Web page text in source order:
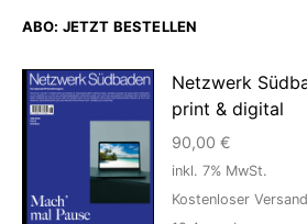
ABO: JETZT BESTELLEN
Netzwerk
print & digital
90,00 €
inkl. 7% MwSt.
Kostenloser Versand